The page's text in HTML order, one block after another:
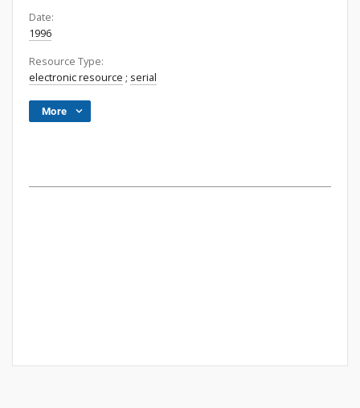
Date:
1996
Resource Type:
electronic resource ; serial
More